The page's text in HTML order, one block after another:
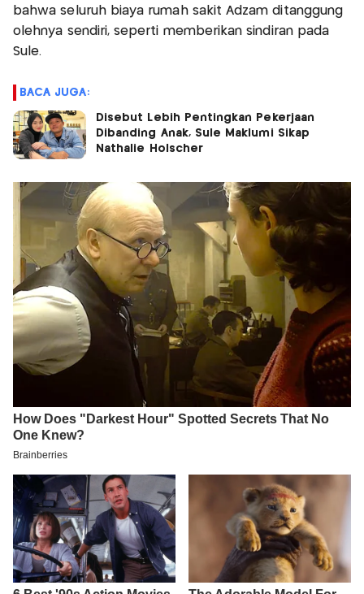
bahwa seluruh biaya rumah sakit Adzam ditanggung
olehnya sendiri, seperti memberikan sindiran pada
Sule.
BACA JUGA:
Disebut Lebih Pentingkan Pekerjaan
Dibanding Anak, Sule Maklumi Sikap
Nathalie Holscher